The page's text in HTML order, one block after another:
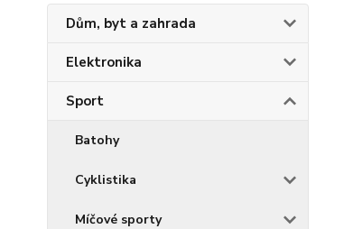
Dům, byt a zahrada
Elektronika
Sport
Batohy
Cyklistika
Míčové sporty